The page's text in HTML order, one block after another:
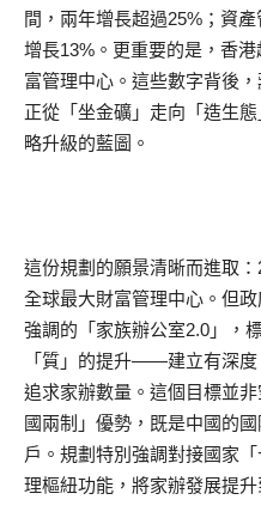
間，兩年增長超過25%；資
增長13%。更重要的是，香
富管理中心。這些數字背後
正從「坐金礦」走向「造生
略升級的藍圖。
這份規劃的願景清晰而進取
全球最大財富管理中心。但
強調的「家族辦公室2.0」，
「質」的提升——建立有深
追求家辦數量。這個目標並
國兩制」優勢，既是中國的
戶。規劃特別強調對接國家
理樞紐功能，將家辦發展提升